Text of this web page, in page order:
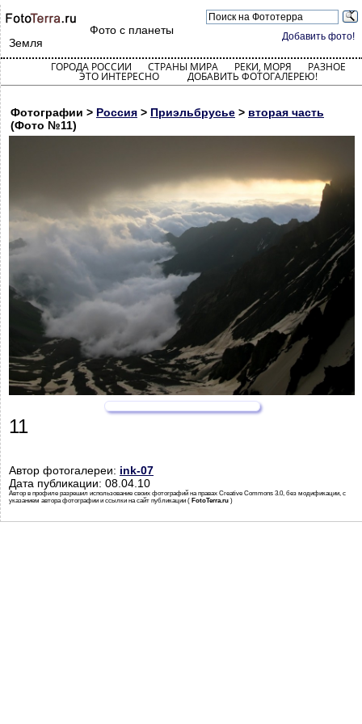
Добавить фото!
Фото с планеты
Земля
ГОРОДА РОССИИ СТРАНЫ МИРА РЕКИ, МОРЯ РАЗНОЕ
ЭТО ИНТЕРЕСНО ДОБАВИТЬ ФОТОГАЛЕРЕЮ!
Фотографии > Россия > Приэльбрусье > вторая часть
(Фото №11)
11
Автор фотогалереи: ink-07
Дата публикации: 08.04.10
Автор в профиле разрешил использование своих фотографий на правах Creative Commons 3.0, без модификации, с
указанием автора фотографии и ссылки на сайт публикации ( FotoTerra.ru )